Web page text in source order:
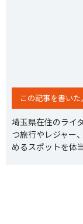
この記事を書いた
埼玉県在住のライ
つ旅行やレジャー
めるスポットを体